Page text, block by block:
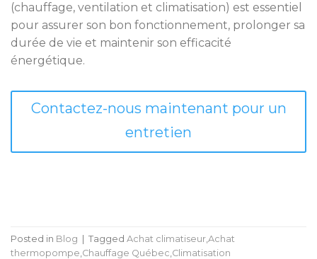
(chauffage, ventilation et climatisation) est essentiel
pour assurer son bon fonctionnement, prolonger sa
durée de vie et maintenir son efficacité
énergétique.
Contactez-nous maintenant pour un
entretien
Posted in Blog | Tagged Achat climatiseur Achat
thermopompe Chauffage Québec Climatisation